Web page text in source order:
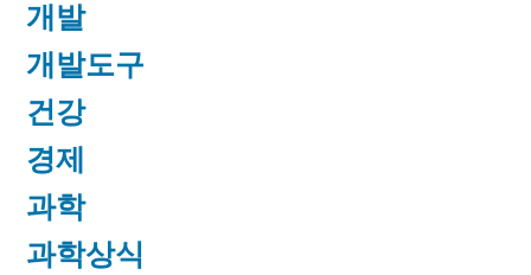
개발
개발도구
건강
경제
과학
과학상식